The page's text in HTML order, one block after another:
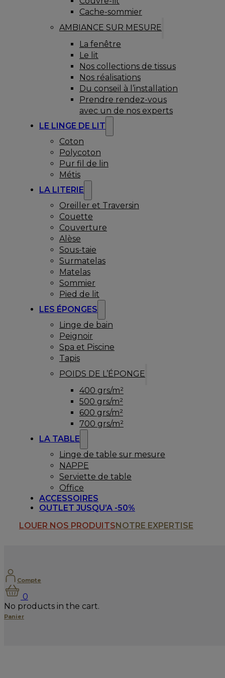
Cache-sommier
AMBIANCE SUR MESURE
La fenêtre
Le lit
Nos collections de tissus
Nos réalisations
Du conseil à l’installation
Prendre rendez-vous
avec un de nos experts
LE LINGE DE LIT
Coton
Polycoton
Pur fil de lin
Métis
LA LITERIE
Oreiller et Traversin
Couette
Couverture
Alèse
Sous-taie
Surmatelas
Matelas
Sommier
Pied de lit
LES ÉPONGES
Linge de bain
Peignoir
Spa et Piscine
Tapis
POIDS DE L’ÉPONGE
400 grs/m²
500 grs/m²
600 grs/m²
700 grs/m²
LA TABLE
Linge de table sur mesure
NAPPE
Serviette de table
Office
ACCESSOIRES
OUTLET JUSQU’A -50%
LOUER NOS PRODUITSNOTRE EXPERTISE
Compte
0
No products in the cart.
Panier